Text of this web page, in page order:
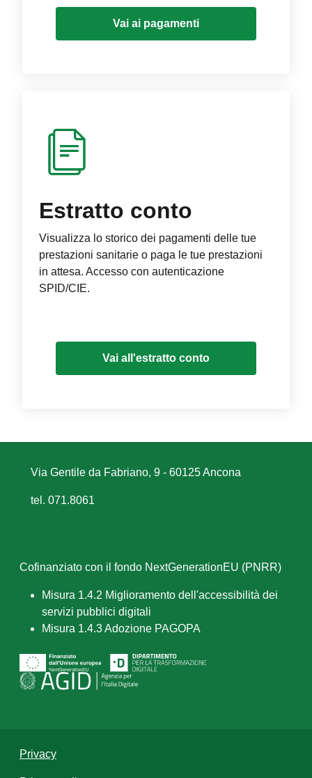
Vai ai pagamenti
Estratto conto
Visualizza lo storico dei pagamenti delle tue
prestazioni sanitarie o paga le tue prestazioni
in attesa. Accesso con autenticazione
SPID/CIE.
Vai all'estratto conto
Via Gentile da Fabriano, 9 - 60125 Ancona
tel. 071.8061
Cofinanziato con il fondo NextGenerationEU (PNRR)
Misura 1.4.2 Miglioramento dell'accessibilità dei
servizi pubblici digitali
Misura 1.4.3 Adozione PAGOPA
Privacy